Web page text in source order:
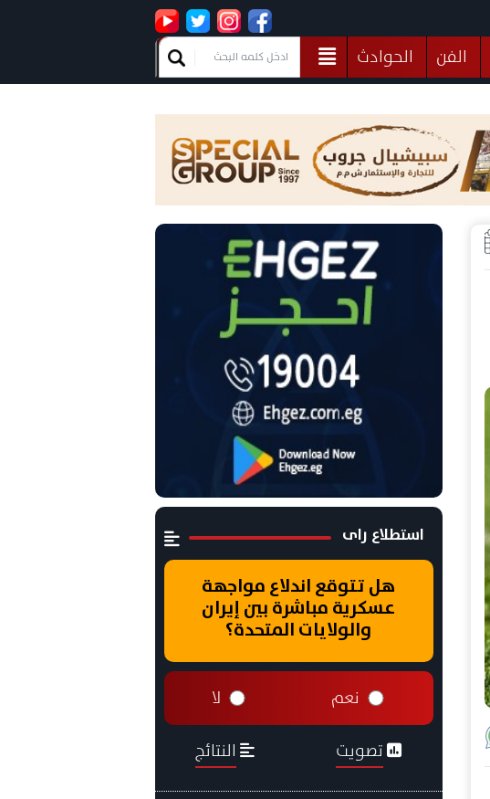
الفن
الحوادث
منوعات
استطلاع راى
هل تتوقع اندلاع مواجهة
عسكرية مباشرة بين إيران
والولايات المتحدة؟
نعم لا
تصويت النتائج